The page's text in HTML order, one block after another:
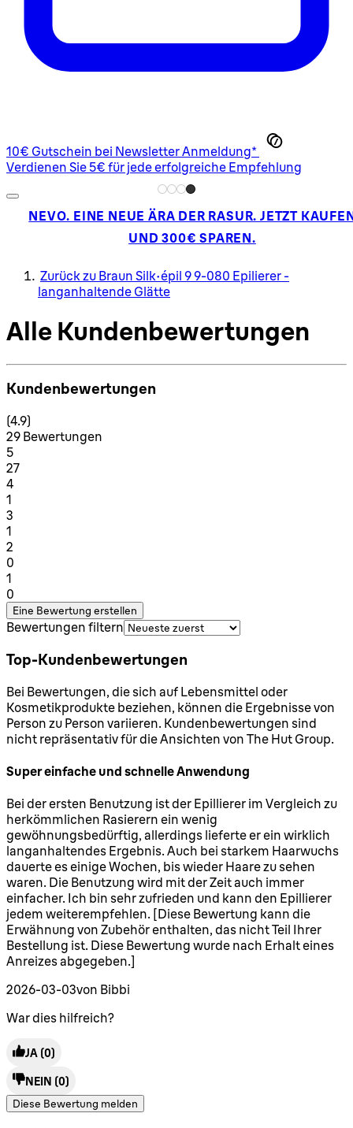
10€ Gutschein bei Newsletter Anmeldung*
Verdienen Sie 5€ für jede erfolgreiche Empfehlung
NEVO. EINE NEUE ÄRA DER RASUR. JETZT
UND 300€ SPAREN.
Zurück zu Braun Silk-épil 9 9-080 Epilierer -
langanhaltende Glätte
Alle Kundenbewertungen
Kundenbewertungen
4.9 Sterne von maximal 5
(4.9)
29 Bewertungen
51 Sterne von maximal 1
27
41 Sterne von maximal 1
1
3
1
2
0
1
0
Eine Bewertung erstellen
Bewertungen filtern
Top-Kundenbewertungen
Bei Bewertungen, die sich auf Lebensmittel oder
Kosmetikprodukte beziehen, können die Ergebnisse von
Person zu Person variieren. Kundenbewertungen sind
nicht repräsentativ für die Ansichten von The Hut Group.
Super einfache und schnelle Anwendung
5 Sterne von maximal 5
Bei der ersten Benutzung ist der Epillierer im Vergleich zu
herkömmlichen Rasierern ein wenig
gewöhnungsbedürftig, allerdings lieferte er ein wirklich
langanhaltendes Ergebnis. Auch bei starkem Haarwuchs
dauerte es einige Wochen, bis wieder Haare zu sehen
waren. Die Benutzung wird mit der Zeit auch immer
einfacher. Ich bin sehr zufrieden und kann den Epillierer
jedem weiterempfehlen. [Diese Bewertung kann die
Erwähnung von Zubehör enthalten, das nicht Teil Ihrer
Bestellung ist. Diese Bewertung wurde nach Erhalt eines
Anreizes abgegeben.]
2026-03-03von Bibbi
War dies hilfreich?
JA (0)
NEIN (0)
Diese Bewertung melden